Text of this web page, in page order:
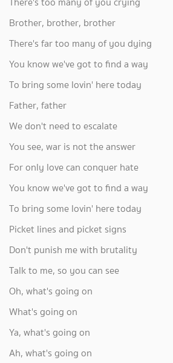
Brother, brother, brother
There's far too many of you dying
You know we've got to find a way
To bring some lovin' here today
Father, father
We don't need to escalate
You see, war is not the answer
For only love can conquer hate
You know we've got to find a way
To bring some lovin' here today
Picket lines and picket signs
Don't punish me with brutality
Talk to me, so you can see
Oh, what's going on
What's going on
Ya, what's going on
Ah, what's going on